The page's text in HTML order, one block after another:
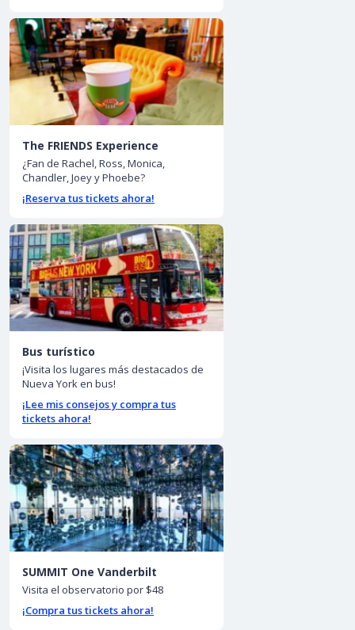
The FRIENDS Experience
¿Fan de Rachel, Ross, Monica,
Chandler, Joey y Phoebe?
¡Reserva tus tickets ahora!
Bus turístico
¡Visita los lugares más destacados de
Nueva York en bus!
¡Lee mis consejos y compra tus
tickets ahora!
SUMMIT One Vanderbilt
Visita el observatorio por $48
¡Compra tus tickets ahora!